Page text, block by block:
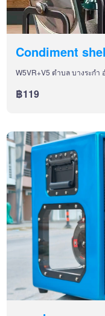
Condiment
W5VR+V5 ตำบล บางระกำ
฿119